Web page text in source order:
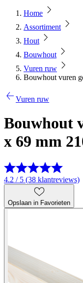
Home
Assortiment
Hout
Bouwhout
Vuren ruw
Bouwhout vuren
Vuren ruw
Bouwhout
x 69 mm
4.2 / 5 (38 klantreviews)
Opslaan in Favorieten